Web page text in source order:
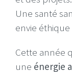
Une santé
envie éthique
Cette année
une énergie